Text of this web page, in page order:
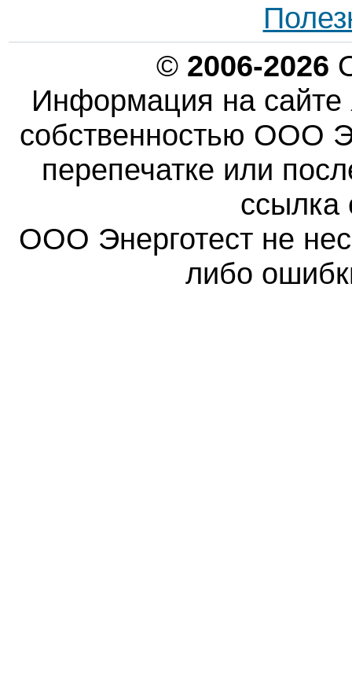
© 2006-2026
Информация на сайте
собственностью ООО
перепечатке или
ссылка
ООО Энерготест не
либо